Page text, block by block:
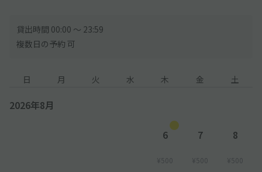
貸出時間 00:00 〜 23:59
複数日の予約 可
日 月 火 水 木 金 土
2026年8月
6
¥500
7
¥500
8
¥500